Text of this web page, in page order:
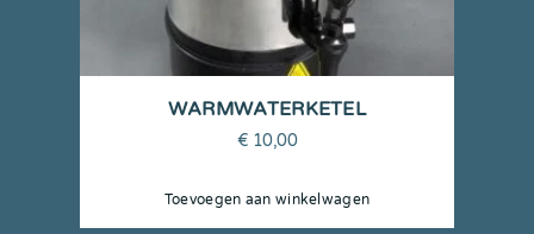
WARMWATERKETEL
€ 10,00
Toevoegen aan winkelwagen